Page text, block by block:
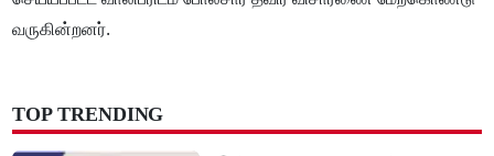
வருகின்றனர்.
TOP TRENDING